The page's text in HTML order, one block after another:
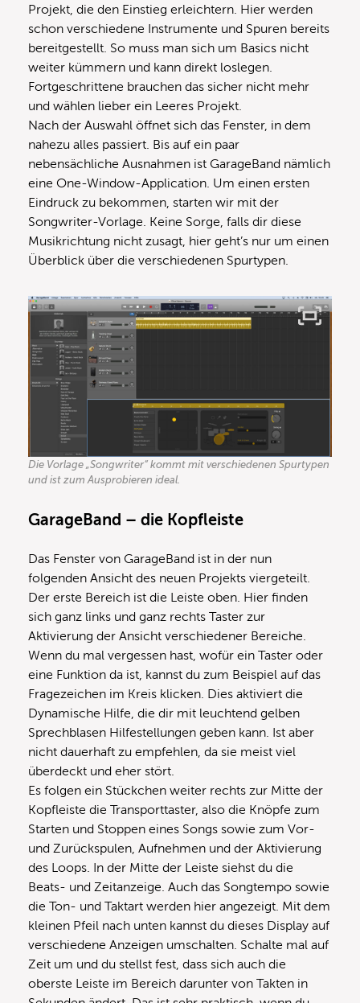
Projekt, die den Einstieg erleichtern. Hier werden
schon verschiedene Instrumente und Spuren bereits
bereitgestellt. So muss man sich um Basics nicht
weiter kümmern und kann direkt loslegen.
Fortgeschrittene brauchen das sicher nicht mehr
und wählen lieber ein Leeres Projekt.
Nach der Auswahl öffnet sich das Fenster, in dem
nahezu alles passiert. Bis auf ein paar
nebensächliche Ausnahmen ist GarageBand nämlich
eine One-Window-Application. Um einen ersten
Eindruck zu bekommen, starten wir mit der
Songwriter-Vorlage. Keine Sorge, falls dir diese
Musikrichtung nicht zusagt, hier geht’s nur um einen
Überblick über die verschiedenen Spurtypen.
Die Vorlage „Songwriter“ kommt mit verschiedenen Spurtypen
und ist zum Ausprobieren ideal.
GarageBand – die Kopfleiste
Das Fenster von GarageBand ist in der nun
folgenden Ansicht des neuen Projekts viergeteilt.
Der erste Bereich ist die Leiste oben. Hier finden
sich ganz links und ganz rechts Taster zur
Aktivierung der Ansicht verschiedener Bereiche.
Wenn du mal vergessen hast, wofür ein Taster oder
eine Funktion da ist, kannst du zum Beispiel auf das
Fragezeichen im Kreis klicken. Dies aktiviert die
Dynamische Hilfe, die dir mit leuchtend gelben
Sprechblasen Hilfestellungen geben kann. Ist aber
nicht dauerhaft zu empfehlen, da sie meist viel
überdeckt und eher stört.
Es folgen ein Stückchen weiter rechts zur Mitte der
Kopfleiste die Transporttaster, also die Knöpfe zum
Starten und Stoppen eines Songs sowie zum Vor-
und Zurückspulen, Aufnehmen und der Aktivierung
des Loops. In der Mitte der Leiste siehst du die
Beats- und Zeitanzeige. Auch das Songtempo sowie
die Ton- und Taktart werden hier angezeigt. Mit dem
kleinen Pfeil nach unten kannst du dieses Display auf
verschiedene Anzeigen umschalten. Schalte mal auf
Zeit um und du stellst fest, dass sich auch die
oberste Leiste im Bereich darunter von Takten in